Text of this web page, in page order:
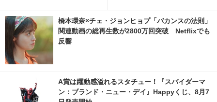
真・画像 | cinemacafe.net
橋本環奈×チェ・ジョンヒョプ「バカンスの法則」
関連動画の総再生数が2800万回突破 Netflixでも
反響
A賞は躍動感溢れるスタチュー！『スパイダーマ
ン：ブランド・ニュー・デイ』Happyくじ、8月7